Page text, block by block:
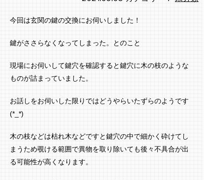
今回は玄関の鍵の交換にお伺いしました！
鍵がささらなくなってしまった。とのこと
現場にお伺いして鍵穴を確認すると鍵穴に木の枝のような
ものが詰まっていました。
お話しをお伺いした限りではどうやらいたずらのようです
(*_*)
木の枝などは枯れ木などですと鍵穴の中で細かく砕けてし
まうため覗ける範囲で異物を取り除いても後々不具合が出
る可能性が高くなります。